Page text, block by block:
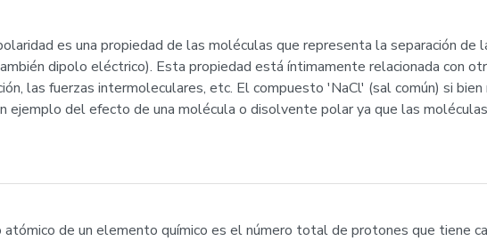
es una propiedad de las moléculas que representa la separación de
dipolo eléctrico). Esta propiedad está íntimamente relacionada con
las fuerzas intermoleculares, etc. El compuesto 'NaCl' (sal común) si
ejemplo del efecto de una molécula o disolvente polar ya que las
atómico de un elemento químico es el número total de protones que tiene